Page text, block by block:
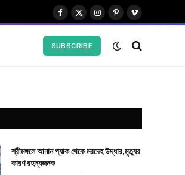
Facebook
X
Instagram
Pinterest
Vimeo
SUBSCRIBE
শ্রীমঙ্গলে আনান প্যাক থেকে মরদেহ উদ্ধার,মৃত্যুর
কারণ রহস্যজনক